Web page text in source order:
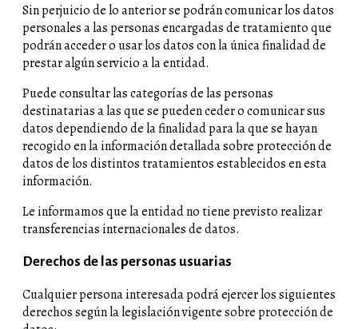
Sin perjuicio de lo anterior se podrán comunicar los datos
personales a las personas encargadas de tratamiento que
podrán acceder o usar los datos con la única finalidad de
prestar algún servicio a la entidad.
Puede consultar las categorías de las personas
destinatarias a las que se pueden ceder o comunicar sus
datos dependiendo de la finalidad para la que se hayan
recogido en la información detallada sobre protección de
datos de los distintos tratamientos establecidos en esta
información.
Le informamos que la entidad no tiene previsto realizar
transferencias internacionales de datos.
Derechos de las personas usuarias
Cualquier persona interesada podrá ejercer los siguientes
derechos según la legislación vigente sobre protección de